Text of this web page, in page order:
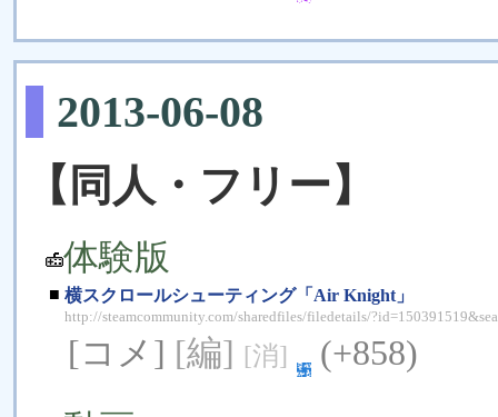
2013-06-08
【同人・フリー】
体験版
■ 横スクロールシューティング「Air Knight」
http://steamcommunity.com/sharedfiles/filedetails/
[コメ] [編] [消]
(+858)